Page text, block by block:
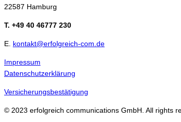
22587 Hamburg
T. +49 40 46777 230
E. kontakt@erfolgreich-com.de
Impressum
Datenschutzerklärung
Versicherungsbestätigung
© 2023 erfolgreich communications GmbH. All rights